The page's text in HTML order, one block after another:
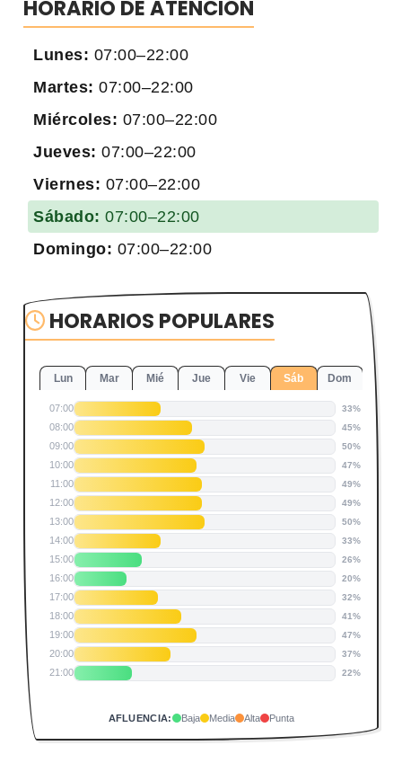
HORARIO DE ATENCIÓN
Lunes: 07:00–22:00
Martes: 07:00–22:00
Miércoles: 07:00–22:00
Jueves: 07:00–22:00
Viernes: 07:00–22:00
Sábado: 07:00–22:00
Domingo: 07:00–22:00
HORARIOS POPULARES
Lun Mar Mié Jue Vie Sáb Dom
07:00 33%
08:00 45%
09:00 50%
10:00 47%
11:00 49%
12:00 49%
13:00 50%
14:00 33%
15:00 26%
16:00 20%
17:00 32%
18:00 41%
19:00 47%
20:00 37%
21:00 22%
AFLUENCIA: Baja Media Alta Punta